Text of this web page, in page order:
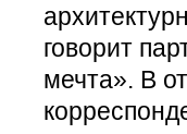
говорит
мечта». В